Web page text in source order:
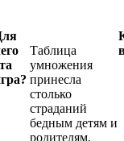
Таблица
умножения
принесла
столько
страданий
бедным детям и
родителям,